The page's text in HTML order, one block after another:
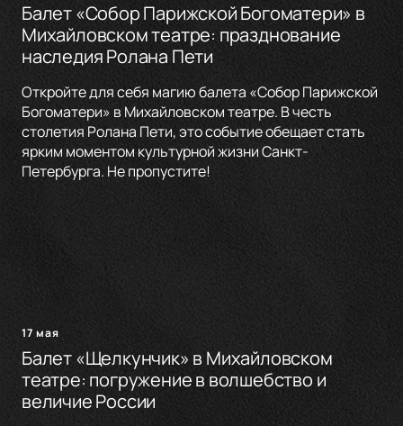
Балет «Собор Парижской Богоматери» в
Михайловском театре: празднование
наследия Ролана Пети
Откройте для себя магию балета «Собор Парижской
Богоматери» в Михайловском театре. В честь
столетия Ролана Пети, это событие обещает стать
ярким моментом культурной жизни Санкт-
Петербурга. Не пропустите!
17 мая
Балет «Щелкунчик» в Михайловском
театре: погружение в волшебство и
величие России